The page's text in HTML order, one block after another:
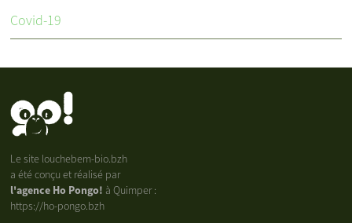
Covid-19
Le site louchebem-bio.bzh
a été conçu et réalisé par
l'agence Ho Pongo! à Quimper :
https://ho-pongo.bzh